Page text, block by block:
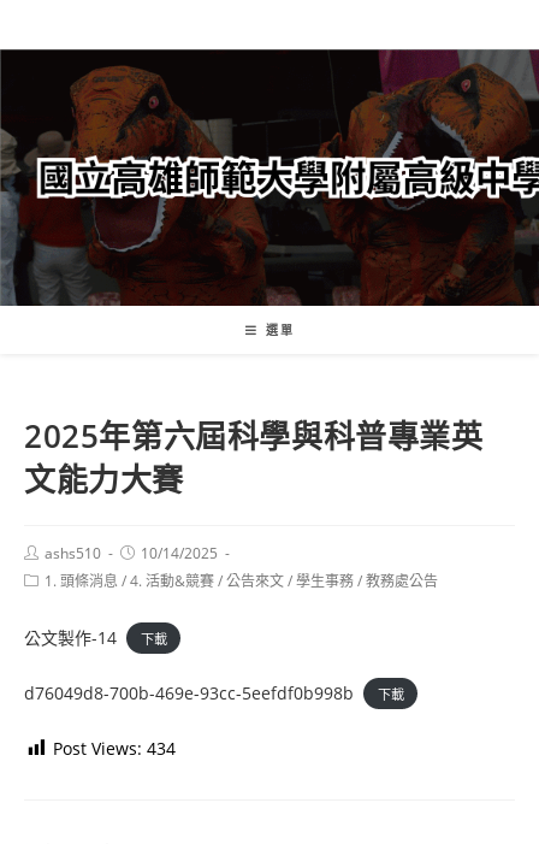
轉
要
內
容
選單
2025年第六屆科學與科普專業英
文能力大賽
Post
author:
ashs510
Post
published:
10/14/2025
Post1. 頭條消息 /4. 活動&競賽/公告來文/學生事務/教務處公告
公文製作-14 下載
d76049d8-700b-469e-93cc-5eefdf0b998b 下載
Post Views: 434